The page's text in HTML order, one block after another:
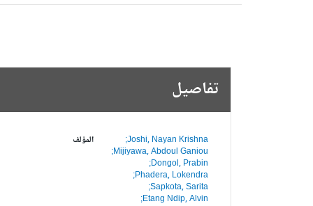
تفاصيل
المؤلف
Joshi, Nayan Krishna;
Mijiyawa, Abdoul Ganiou;
Dongol, Prabin;
Phadera, Lokendra;
Sapkota, Sarita;
Etang Ndip, Alvin;